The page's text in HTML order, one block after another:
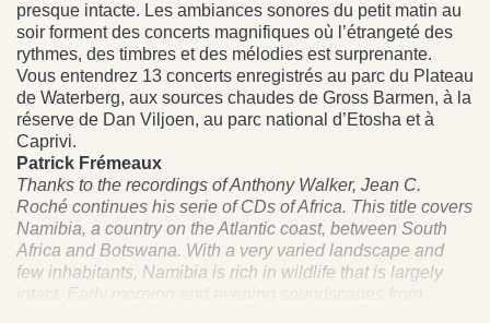
presque intacte. Les ambiances sonores du petit matin au
soir forment des concerts magnifiques où l’étrangeté des
rythmes, des timbres et des mélodies est surprenante.
Vous entendrez 13 concerts enregistrés au parc du Plateau
de Waterberg, aux sources chaudes de Gross Barmen, à la
réserve de Dan Viljoen, au parc national d’Etosha et à
Caprivi.
Patrick Frémeaux
Thanks to the recordings of Anthony Walker, Jean C.
Roché continues his serie of CDs of Africa. This title covers
Namibia, a country on the Atlantic coast, between South
Africa and Botswana. With a very varied landscape and
few inhabitants, Namibia is rich in wildlife that is largely
intact. Early morning and evening soundscapes from